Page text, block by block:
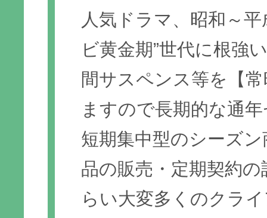
人気ドラマ、昭和～
ビ黄金期”世代に根強
間サスペンス等を【
ますので長期的な通
短期集中型のシーズ
品の販売・定期契約
らい大変多くのクラ